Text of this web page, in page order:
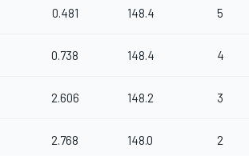
0.481 148.4 5
0.738 148.4 4
2.606 148.2 3
2.768 148.0 2